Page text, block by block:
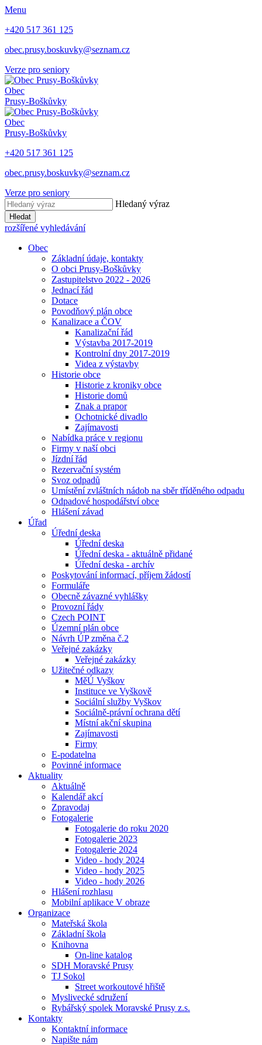
Menu
+420 517 361 125
obec.prusy.boskuvky@seznam.cz
Verze pro seniory
Obec
Prusy-Boškůvky
Obec
Prusy-Boškůvky
+420 517 361 125
obec.prusy.boskuvky@seznam.cz
Verze pro seniory
Hledaný výraz
Hledat
rozšířené vyhledávání
Obec
Základní údaje, kontakty
O obci Prusy-Boškůvky
Zastupitelstvo 2022 - 2026
Jednací řád
Dotace
Povodňový plán obce
Kanalizace a ČOV
Kanalizační řád
Výstavba 2017-2019
Kontrolní dny 2017-2019
Videa z výstavby
Historie obce
Historie z kroniky obce
Historie domů
Znak a prapor
Ochotnické divadlo
Zajímavosti
Nabídka práce v regionu
Firmy v naší obci
Jízdní řád
Rezervační systém
Svoz odpadů
Umístění zvláštních nádob na sběr tříděného odpadu
Odpadové hospodářství obce
Hlášení závad
Úřad
Úřední deska
Úřední deska
Úřední deska - aktuálně přidané
Úřední deska - archív
Poskytování informací, příjem žádostí
Formuláře
Obecně závazné vyhlášky
Provozní řády
Czech POINT
Územní plán obce
Návrh ÚP změna č.2
Veřejné zakázky
Veřejné zakázky
Užitečné odkazy
MěÚ Vyškov
Instituce ve Vyškově
Sociální služby Vyškov
Sociálně-právní ochrana dětí
Místní akční skupina
Zajímavosti
Firmy
E-podatelna
Povinné informace
Aktuality
Aktuálně
Kalendář akcí
Zpravodaj
Fotogalerie
Fotogalerie do roku 2020
Fotogalerie 2023
Fotogalerie 2024
Video - hody 2024
Video - hody 2025
Video - hody 2026
Hlášení rozhlasu
Mobilní aplikace V obraze
Organizace
Mateřská škola
Základní škola
Knihovna
On-line katalog
SDH Moravské Prusy
TJ Sokol
Street workoutové hřiště
Myslivecké sdružení
Rybářský spolek Moravské Prusy z.s.
Kontakty
Kontaktní informace
Napište nám